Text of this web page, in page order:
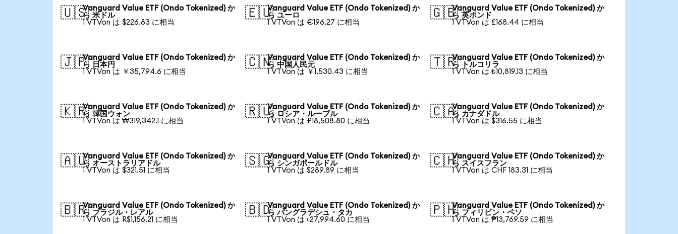
🇺🇸Vanguard Value ETF (Ondo Tokenized) か
ら 米ドル
1 VTVon は $226.83 に相当
🇪🇺Vanguard Value ETF (Ondo Tokenized) か
ら ユーロ
1 VTVon は €196.27 に相当
🇬🇧Vanguard Value ETF (Ondo Tokenized) か
ら 英ポンド
1 VTVon は £168.44 に相当
🇯🇵Vanguard Value ETF (Ondo Tokenized) か
ら 日本円
1 VTVon は ￥35,794.6 に相当
🇨🇳Vanguard Value ETF (Ondo Tokenized) か
ら 中国人民元
1 VTVon は ￥1,530.43 に相当
🇹🇷Vanguard Value ETF (Ondo Tokenized) か
ら トルコリラ
1 VTVon は ₺10,819.13 に相当
🇰🇷Vanguard Value ETF (Ondo Tokenized) か
ら 韓国ウォン
1 VTVon は ₩319,342.1 に相当
🇷🇺Vanguard Value ETF (Ondo Tokenized) か
ら ロシア・ルーブル
1 VTVon は ₽18,508.80 に相当
🇨🇦Vanguard Value ETF (Ondo Tokenized) か
ら カナダドル
1 VTVon は $316.55 に相当
🇦🇺Vanguard Value ETF (Ondo Tokenized) か
ら オーストラリアドル
1 VTVon は $321.51 に相当
🇸🇬Vanguard Value ETF (Ondo Tokenized) か
ら シンガポールドル
1 VTVon は $289.89 に相当
🇨🇭Vanguard Value ETF (Ondo Tokenized) か
ら スイスフラン
1 VTVon は CHF 183.31 に相当
🇧🇷Vanguard Value ETF (Ondo Tokenized) か
ら ブラジル・レアル
1 VTVon は R$1,156.21 に相当
🇧🇩Vanguard Value ETF (Ondo Tokenized) か
ら バングラデシュ・タカ
1 VTVon は ৳27,994.60 に相当
🇵🇭Vanguard Value ETF (Ondo Tokenized) か
ら フィリピン・ペソ
1 VTVon は ₱13,769.59 に相当